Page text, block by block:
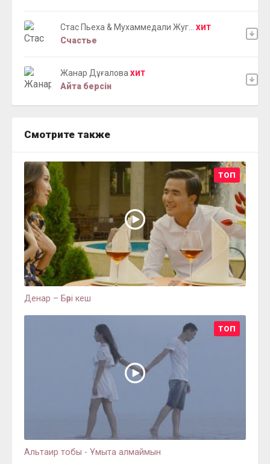
Стас Пьеха & Мухаммедали Жуг... ХИТ
Счастье
Жанар Дұғалова ХИТ
Айта берсін
Смотрите также
ТОП
Денар – Бәрі кеш
ТОП
Альтаир тобы - Ұмыта алмаймын